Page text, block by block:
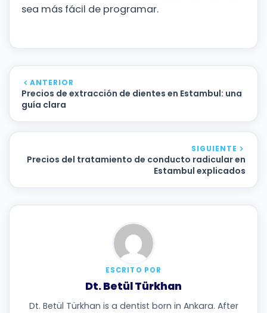
sea más fácil de programar.
ANTERIOR
Precios de extracción de dientes en Estambul: una
guía clara
SIGUIENTE
Precios del tratamiento de conducto radicular en
Estambul explicados
ESCRITO POR
Dt. Betül Türkhan
Dt. Betül Türkhan is a dentist born in Ankara. After